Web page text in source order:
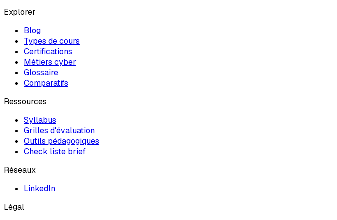
Explorer
Blog
Types de cours
Certifications
Métiers cyber
Glossaire
Comparatifs
Ressources
Syllabus
Grilles d'évaluation
Outils pédagogiques
Check liste brief
Réseaux
LinkedIn
Légal